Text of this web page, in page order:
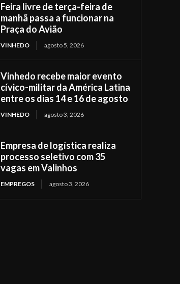
Feira livre de terça-feira de
manhã passa a funcionar na
Praça do Avião
VINHEDO agosto 5, 2026
Vinhedo recebe maior evento
cívico-militar da América Latina
entre os dias 14 e 16 de agosto
VINHEDO agosto 3, 2026
Empresa de logística realiza
processo seletivo com 35
vagas em Valinhos
EMPREGOS agosto 3, 2026